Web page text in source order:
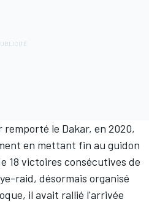
le Dakar, en 2020,
en mettant fin au guidon
18 victoires consécutives de
raid, désormais organisé
il avait rallié l'arrivée